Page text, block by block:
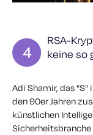
RSA-
keine so
Adi Shamir, das
den 90er Jahren
künstlichen